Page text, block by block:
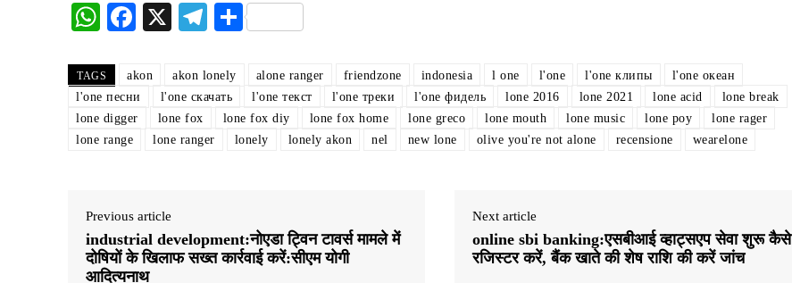
W
ts
A
pp
Fa
bo
ok
X
Te
gr
a
m
S
re
TAGS akon akon lonely alone ranger friendzone indonesia l one l'one l'one клипы
l'one океан
l'one песни
l'one скачать l'one текст l'one треки l'one фидель lone 2016 lone 2021 lone acid
lone break
lone digger
lone fox lone fox diy lone fox home lone greco lone mouth lone music lone poy
lone rager
lone range
lone ranger lonely lonely akon nel new lone olive you're not alone recensione wearelone
Previous article
industrial development:नोएडा ट्विन टावर्स मामले में
दोषियों के खिलाफ सख्त कार्रवाई करें:सीएम योगी
आदित्यनाथ
Next article
online sbi banking:एसबीआई व्हाट्सएप सेवा शुरू कैसे
रजिस्टर करें, बैंक खाते की शेष राशि की करें जांच